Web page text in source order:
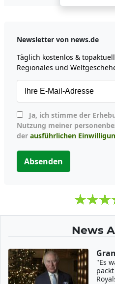
Newsletter von news.de
Täglich kostenlos &
Regionales und
Nutzung meiner
der ausführlichen
Absenden
News
"Es